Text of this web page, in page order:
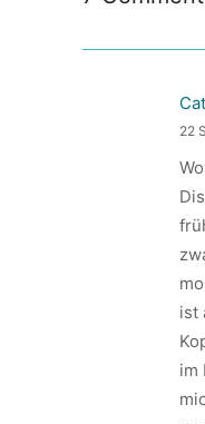
22
ist
im